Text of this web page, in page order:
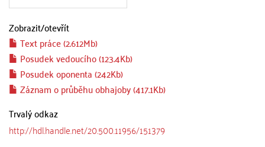
Zobrazit/otevřít
Text práce (2.612Mb)
Posudek vedoucího (123.4Kb)
Posudek oponenta (242Kb)
Záznam o průběhu obhajoby (417.1Kb)
Trvalý odkaz
http://hdl.handle.net/20.500.11956/151379